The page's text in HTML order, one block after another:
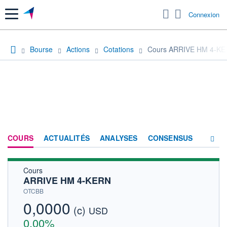
Menu Connexion
Bourse Actions Cotations Cours ARRIVE HM 4-
COURS ACTUALITÉS ANALYSES CONSENSUS
Cours
ARRIVE HM 4-KERN
OTCBB
0,0000 (c) USD
0,00%